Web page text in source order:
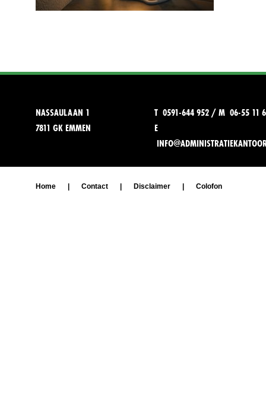
NASSAULAAN 1
7811 GK EMMEN
T 0591-644 952 / M 06-55 11
E
Home Contact Disclaimer Colofon